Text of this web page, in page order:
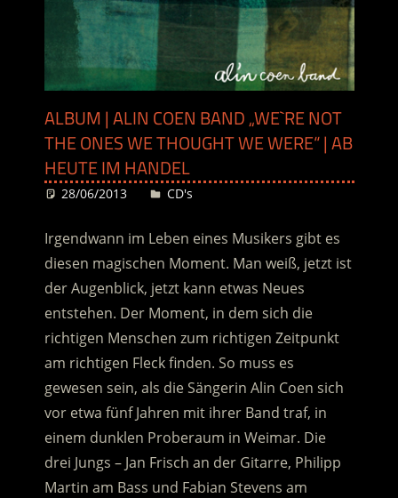
ALBUM | ALIN COEN BAND „WE`RE NOT
THE ONES WE THOUGHT WE WERE“ | AB
HEUTE IM HANDEL
28/06/2013 Desiree
CD's
Irgendwann im Leben eines Musikers gibt es
diesen magischen Moment. Man weiß, jetzt ist
der Augenblick, jetzt kann etwas Neues
entstehen. Der Moment, in dem sich die
richtigen Menschen zum richtigen Zeitpunkt
am richtigen Fleck finden. So muss es
gewesen sein, als die Sängerin Alin Coen sich
vor etwa fünf Jahren mit ihrer Band traf, in
einem dunklen Proberaum in Weimar. Die
drei Jungs – Jan Frisch an der Gitarre, Philipp
Martin am Bass und Fabian Stevens am